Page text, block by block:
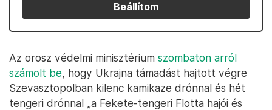
Beállítom
Az orosz védelmi minisztérium szombaton arról
számolt be, hogy Ukrajna támadást hajtott végre
Szevasztopolban kilenc kamikaze drónnal és hét
tengeri drónnal „a Fekete-tengeri Flotta hajói és